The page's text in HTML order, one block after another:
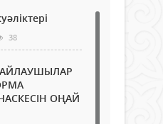
38
ОҢАЙ